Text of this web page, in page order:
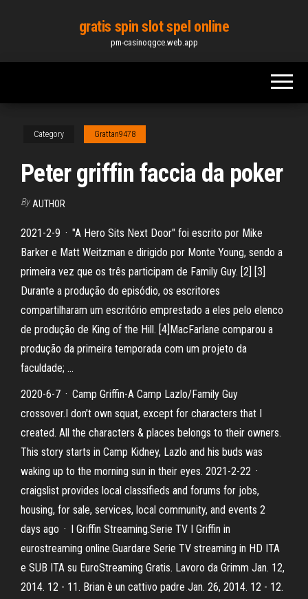
content
gratis spin slot spel online
pm-casinoqgce.web.app
Category Grattan9478
Peter griffin faccia da poker
By AUTHOR
2021-2-9 · "A Hero Sits Next Door" foi escrito por Mike
Barker e Matt Weitzman e dirigido por Monte Young, sendo a
primeira vez que os três participam de Family Guy. [2] [3]
Durante a produção do episódio, os escritores
compartilharam um escritório emprestado a eles pelo elenco
de produção de King of the Hill. [4]MacFarlane comparou a
produção da primeira temporada com um projeto da
faculdade; …
2020-6-7 · Camp Griffin-A Camp Lazlo/Family Guy
crossover.I don't own squat, except for characters that I
created. All the characters & places belongs to their owners.
This story starts in Camp Kidney, Lazlo and his buds was
waking up to the morning sun in their eyes. 2021-2-22 ·
craigslist provides local classifieds and forums for jobs,
housing, for sale, services, local community, and events 2
days ago · I Griffin Streaming.Serie TV I Griffin in
eurostreaming online.Guardare Serie TV streaming in HD ITA
e SUB ITA su EuroStreaming Gratis. Lavoro da Grimm Jan. 12,
2014. 12 - 11. Brian è un cattivo padre Jan. 26, 2014. 12 - 12.